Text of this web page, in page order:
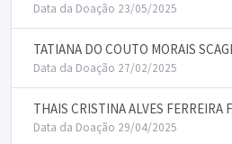
Data da Doação 23/05/2025
TATIANA DO COUTO MORAIS
Data da Doação 27/02/2025
THAIS CRISTINA ALVES FERREIRA
Data da Doação 29/04/2025